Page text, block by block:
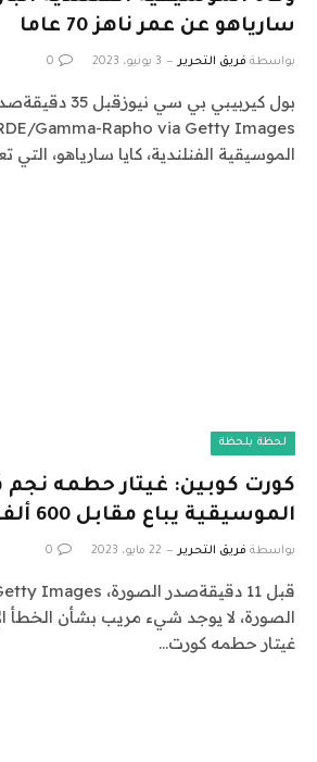
سارياهو عن عمر ناهز 70 عاما
بواسطة فريق التحرير 3 يونيو، 2023 0
الموسيقية الفنلندية، كايا سارياهو، التي
لحظة بلحظة
كورت كوبين: غيتار حطمه نجم
الموسيقية يباع مقابل 600 ألف دولار
بواسطة فريق التحرير 22 مايو، 2023 0
الصورة، لا يوجد شيء مريب بشأن الخطأ
غيتار حطمه كورت…